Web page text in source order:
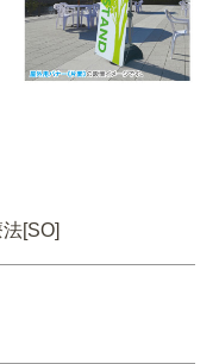
不動産・建築
事例
[SO]